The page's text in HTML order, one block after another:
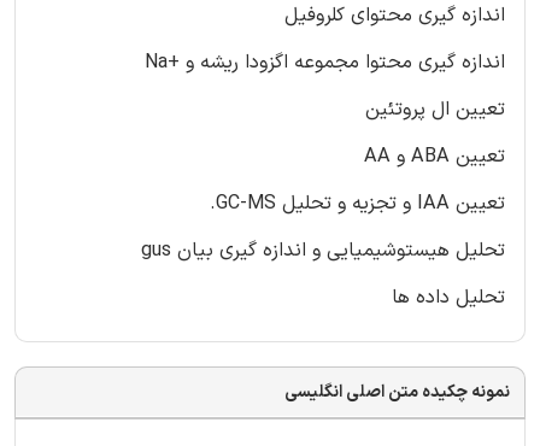
اندازه گیری محتوای کلروفیل
اندازه گیری محتوا مجموعه اگزودا ریشه و +Na
تعیین ال پروتئین
تعیین ABA و AA
تعیین IAA و تجزیه و تحلیل GC-MS.
تحلیل هیستوشیمیایی و اندازه گیری بیان gus
تحلیل داده ها
نمونه چکیده متن اصلی انگلیسی